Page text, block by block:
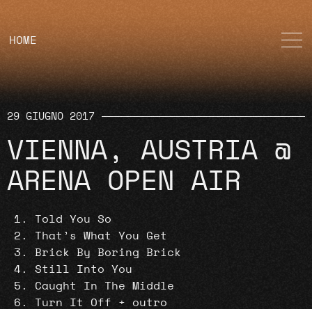
HOME
29 GIUGNO 2017
VIENNA, AUSTRIA @
ARENA OPEN AIR
Told You So
That’s What You Get
Brick By Boring Brick
Still Into You
Caught In The Middle
Turn It Off + outro